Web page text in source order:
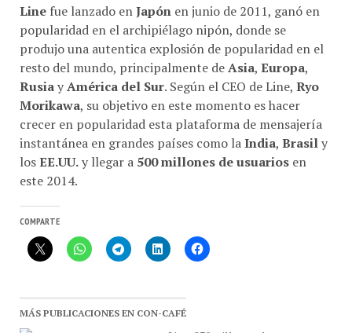
popularidad en el archipiélago nipón, donde se
produjo una autentica explosión de popularidad en el
resto del mundo, principalmente deAsia,Europa,
RusiayAmérica del Sur. Según el CEO de Line,Ryo
Morikawa, su objetivo en este momento es hacer
crecer en popularidad esta plataforma de mensajería
instantánea en grandes países como laIndia,Brasily
losEE.UU.y llegar a500 millones de usuariosen
este 2014.